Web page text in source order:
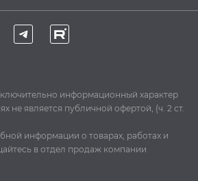
информационный характер
не является публичной офертой, (ч. 2 ст.
информации о товарах, работах и
в отдел продаж компании